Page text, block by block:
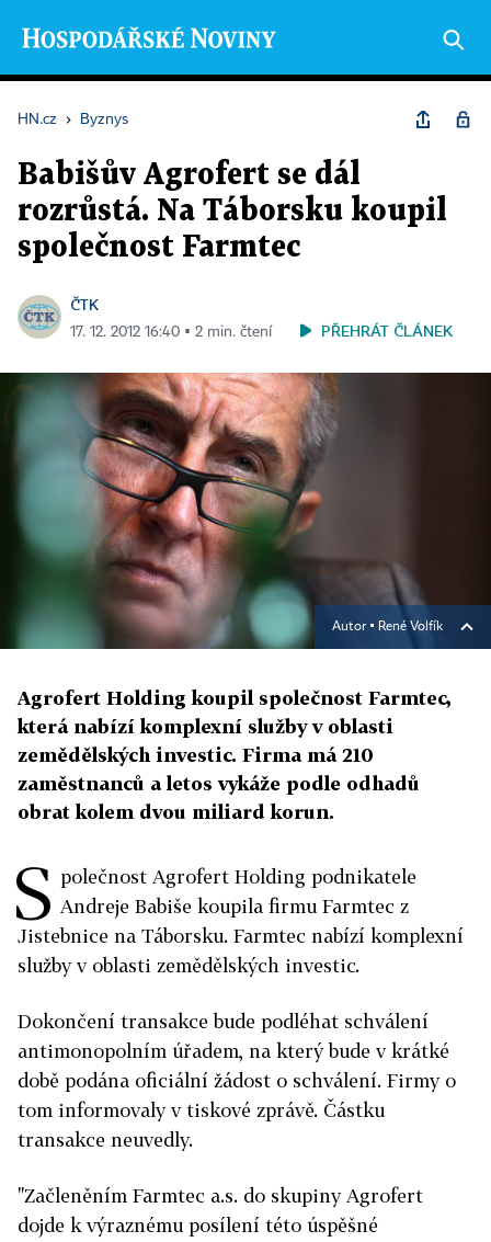
HN.cz › Byznys
Babišův Agrofert se dál
rozrůstá. Na Táborsku koupil
společnost Farmtec
ČTK
17. 12. 2012 16:40 ▪ 2 min. čtení PŘEHRÁT ČLÁNEK
Autor ▪ René Volfík
Agrofert Holding koupil společnost Farmtec,
která nabízí komplexní služby v oblasti
zemědělských investic. Firma má 210
zaměstnanců a letos vykáže podle odhadů
obrat kolem dvou miliard korun.
S polečnost Agrofert Holding podnikatele
Andreje Babiše koupila firmu Farmtec z
Jistebnice na Táborsku. Farmtec nabízí komplexní
služby v oblasti zemědělských investic.
Dokončení transakce bude podléhat schválení
antimonopolním úřadem, na který bude v krátké
době podána oficiální žádost o schválení. Firmy o
tom informovaly v tiskové zprávě. Částku
transakce neuvedly.
"Začleněním Farmtec a.s. do skupiny Agrofert
dojde k výraznému posílení této úspěšné